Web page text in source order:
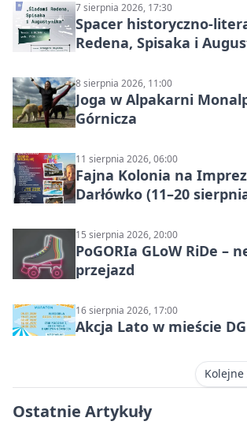
7 sierpnia 2026, 17:30
Spacer historyczno-
Redena, Spisaka i
8 sierpnia 2026, 11:00
Joga w Alpakarni
Górnicza
11 sierpnia 2026, 06:00
Fajna Kolonia na
Darłówko (11–20
15 sierpnia 2026, 20:00
PoGORIa GLoW RiDe –
przejazd
16 sierpnia 2026, 17:00
Akcja Lato w mieście
Ostatnie Artykuły